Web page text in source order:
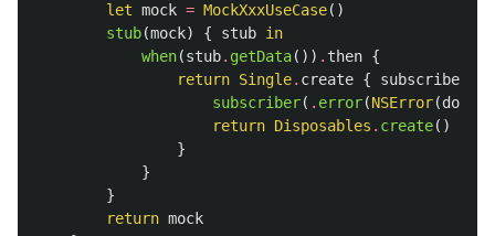
let mock = MockXxxUseCase()
stub(mock) { stub in
when(stub. getData()) . then {
return Single. create { subscriber
subscriber( . error(NSError(domain
return Disposables . create()
}
}
}
return mock